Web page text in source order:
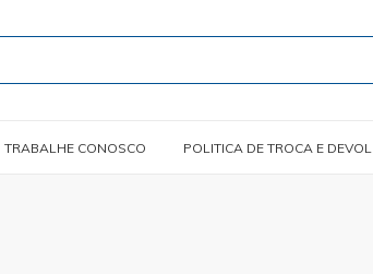
TRABALHE CONOSCO POLITICA DE TROCA E